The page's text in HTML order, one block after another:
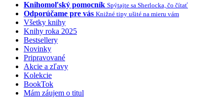
Knihomoľský pomocník Spýtajte sa Sherlocka, čo čítať
Odporúčame pre vás Knižné tipy ušité na mieru vám
Všetky knihy
Knihy roka 2025
Bestsellery
Novinky
Pripravované
Akcie a zľavy
Kolekcie
BookTok
Mám záujem o titul